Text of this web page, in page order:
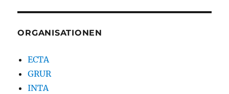
ORGANISATIONEN
ECTA
GRUR
INTA